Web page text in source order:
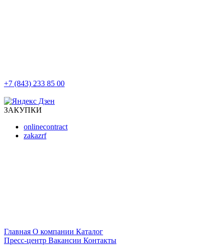
+7 (843) 233 85 00
ЗАКУПКИ
onlinecontract
zakazrf
Главная О компании Каталог
Пресс-центр Вакансии Контакты